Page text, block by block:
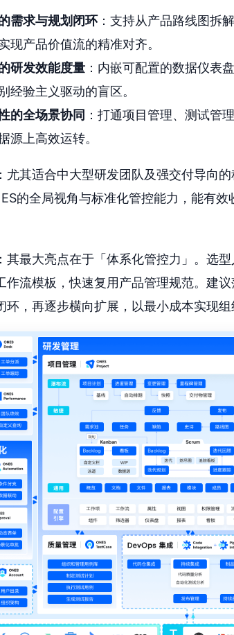
需求与规划闭环：支持从产品路线图拆
现产品价值流的精准对齐。
研发效能度量：内嵌可配置的数据仪表
经验主义驱动的盲区。
的全场景协同 ：打通项目管理、测试管
源上高效运转。
：尤其适合中大型研发团队及强交付导向
的全局视角与标准化管控能力，能有
：其最大亮点在于「体系化管控力」。选
作流模板，快速复用产品管理规范。建
环，再逐步横向扩展，以最小成本实现组